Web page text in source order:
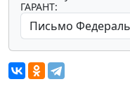
ГАРАНТ: